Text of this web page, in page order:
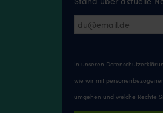
In unseren
wie wir mit
umgehen und welche Rechte